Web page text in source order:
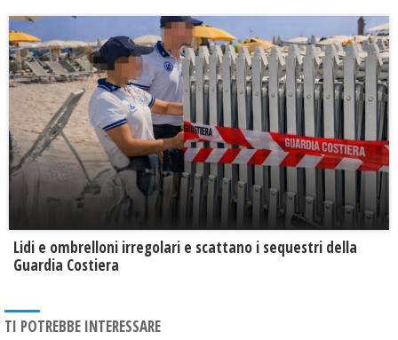
Lidi e ombrelloni irregolari e scattano i sequestri della
Guardia Costiera
TI POTREBBE INTERESSARE